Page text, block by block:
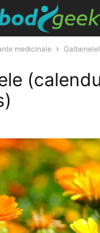
medicinale